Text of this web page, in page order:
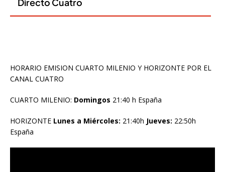
HORARIO EMISION CUARTO MILENIO Y HORIZONTE POR EL
CANAL CUATRO
CUARTO MILENIO: Domingos 21:40 h España
HORIZONTE Lunes a Miércoles: 21:40h Jueves: 22:50h
España